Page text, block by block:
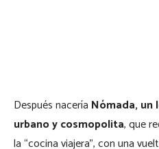
Después nacería Nómada, un
urbano y cosmopolita, que
la “cocina viajera”, con una